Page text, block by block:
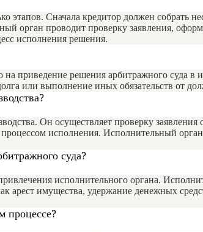
этапов. Сначала кредитор должен собрать
орган проводит проверку заявления,
исполнения решения.
приведение решения арбитражного суда
или выполнение иных обязательств от
Он осуществляет проверку
исполнения. Исполнительный
суда?
исполнительного органа.
арест имущества, удержание денежных
процессе?